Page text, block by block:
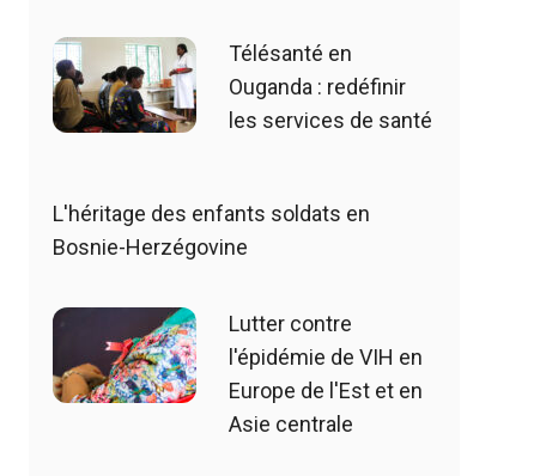
Télésanté en
Ouganda : redéfinir
les services de santé
L'héritage des enfants soldats en
Bosnie-Herzégovine
Lutter contre
l'épidémie de VIH en
Europe de l'Est et en
Asie centrale